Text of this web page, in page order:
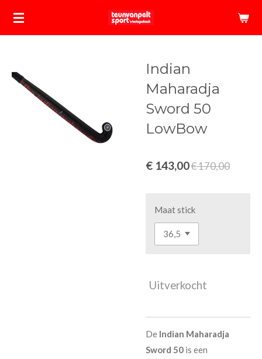
Ga
hoofdinhoud
Indian
Maharadja
Sword 50
LowBow
€ 143,00€ 170,00
Maat stick
Uitverkocht
De Indian Maharadja
Sword 50 is een